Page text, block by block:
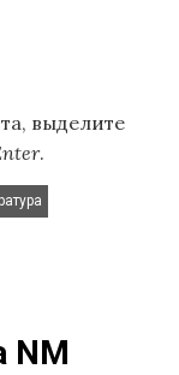
выделите
.
NM